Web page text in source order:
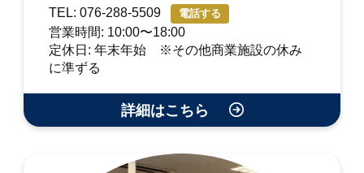
TEL: 076-288-5509 電話する
営業時間: 10:00〜18:00
定休日: 年末年始 ※その他商業施設の休み
に準ずる
詳細はこちら